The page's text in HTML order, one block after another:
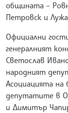
общината –
Петровск и
Официални
генералният
Светослав
народният
Асоциацията на
депутатите в
и Димитър